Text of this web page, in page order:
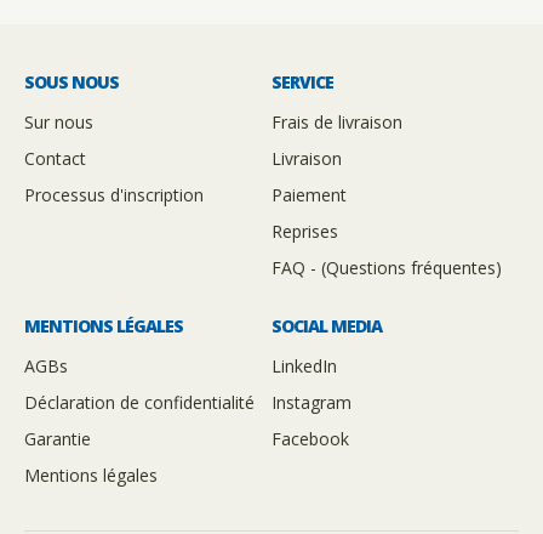
SOUS NOUS
Sur nous
Contact
Processus d'inscription
SERVICE
Frais de livraison
Livraison
Paiement
Reprises
FAQ - (Questions fréquentes)
MENTIONS LÉGALES
AGBs
Déclaration de confidentialité
Garantie
Mentions légales
SOCIAL MEDIA
LinkedIn
Instagram
Facebook